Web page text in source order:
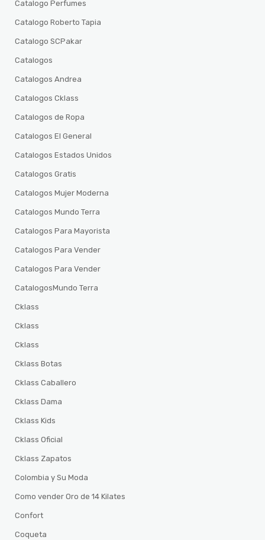
Catalogo Perfumes
Catalogo Roberto Tapia
Catalogo SCPakar
Catalogos
Catalogos Andrea
Catalogos Cklass
Catalogos de Ropa
Catalogos El General
Catalogos Estados Unidos
Catalogos Gratis
Catalogos Mujer Moderna
Catalogos Mundo Terra
Catalogos Para Mayorista
Catalogos Para Vender
Catalogos Para Vender
CatalogosMundo Terra
Cklass
Cklass
Cklass
Cklass Botas
Cklass Caballero
Cklass Dama
Cklass Kids
Cklass Oficial
Cklass Zapatos
Colombia y Su Moda
Como vender Oro de 14 Kilates
Confort
Coqueta